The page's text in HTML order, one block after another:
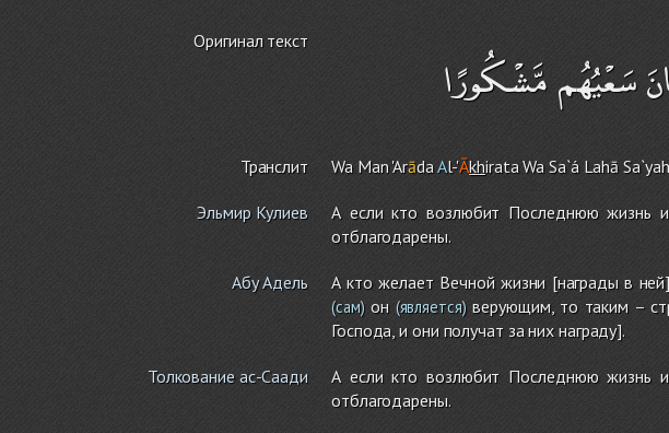
Оригинал текст
سَعْيُهُم مَّشْكُورًا
Транслит Wa Man 'ArādaAl-'Ākhirata Wa Sa`á Lahā
Эльмир Кулиев
А если кто возлюбит Последнюю жизнь
отблагодарены.
Абу Адель А кто желает Вечной жизни [награды в
(сам)он(является)верующим, то таким –
Господа, и они получат за них награду].
Толкование ас-Саади
А если кто возлюбит Последнюю жизнь
отблагодарены.